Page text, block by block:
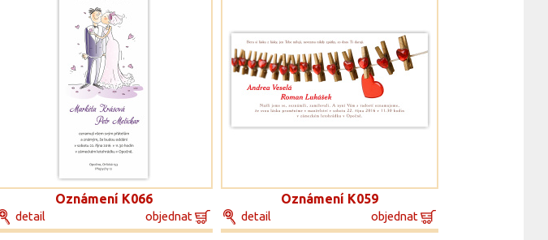
Oznámení K066
detail objednat
Oznámení K059
detail objednat